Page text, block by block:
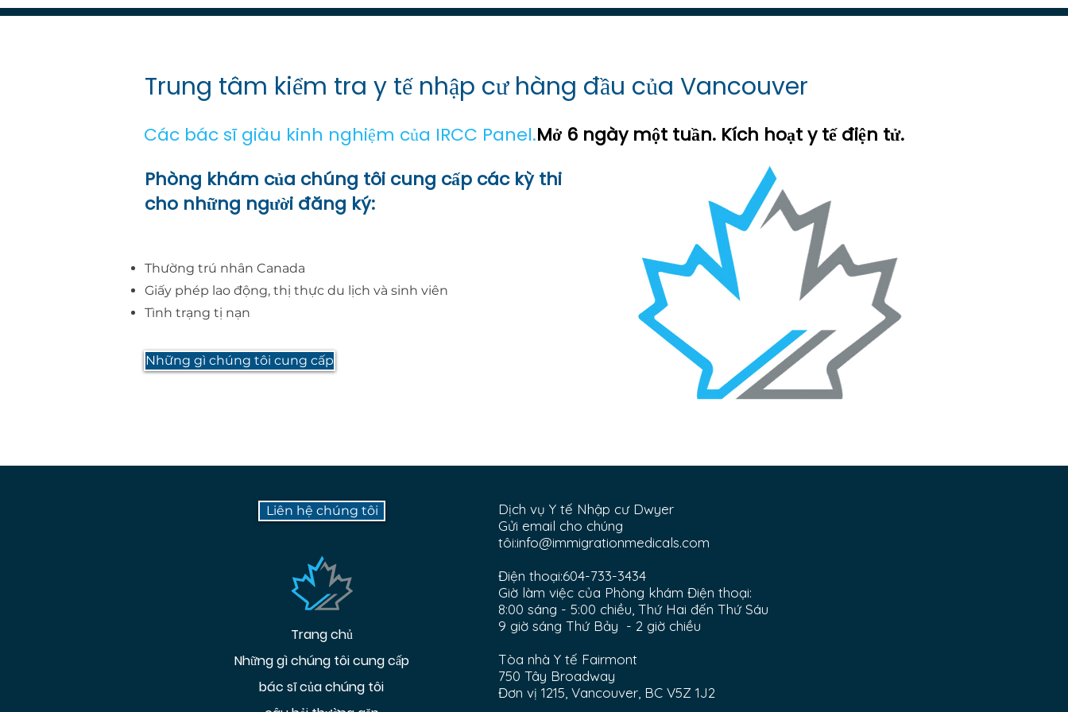
cung cấp cho bạn kết quả theo yêu cầu. Nếu kết quả chụp X-quang của bạn bao gồm bất kỳ điều gì bất thường
Trung tâm kiểm tra y tế nhập cư hàng đầu của Vancouver
Các bác sĩ giàu kinh nghiệm của IRCC Panel.Mở 6 ngày một tuần. Kích hoạt y tế điện tử.
Phòng khám của chúng tôi cung cấp các kỳ thi
cho những người đăng ký:
Thường trú nhân Canada
Giấy phép lao động, thị thực du lịch và sinh viên
Tình trạng tị nạn
Những gì chúng tôi cung cấp
Liên hệ chúng tôi
Trang chủ
Những gì chúng tôi cung cấp
bác sĩ của chúng tôi
Dịch vụ Y tế Nhập cư Dwyer
Gửi email cho chúng
tôi:info@immigrationmedicals.com
Điện thoại:604-733-3434
Giờ làm việc của Phòng khám Điện thoại:
8:00 sáng - 5:00 chiều, Thứ Hai đến Thứ Sáu
9 giờ sáng Thứ Bảy - 2 giờ chiều
Tòa nhà Y tế Fairmont
750 Tây Broadway
Đơn vị 1215, Vancouver, BC V5Z 1J2